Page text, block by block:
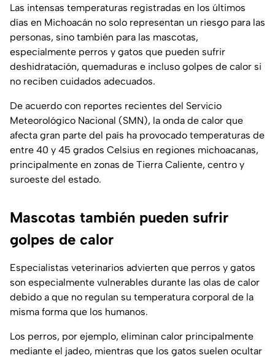
Las intensas temperaturas registradas en los últimos
días en Michoacán no solo representan un riesgo para las
personas, sino también para las mascotas,
especialmente perros y gatos que pueden sufrir
deshidratación, quemaduras e incluso golpes de calor si
no reciben cuidados adecuados.
De acuerdo con reportes recientes del Servicio
Meteorológico Nacional (SMN), la onda de calor que
afecta gran parte del país ha provocado temperaturas de
entre 40 y 45 grados Celsius en regiones michoacanas,
principalmente en zonas de Tierra Caliente, centro y
suroeste del estado.
Mascotas también pueden sufrir
golpes de calor
Especialistas veterinarios advierten que perros y gatos
son especialmente vulnerables durante las olas de calor
debido a que no regulan su temperatura corporal de la
misma forma que los humanos.
Los perros, por ejemplo, eliminan calor principalmente
mediante el jadeo, mientras que los gatos suelen ocultar